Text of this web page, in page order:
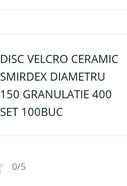
DISC VELCRO CERAMIC
SMIRDEX DIAMETRU
150 GRANULATIE 400
SET 100BUC
0/5